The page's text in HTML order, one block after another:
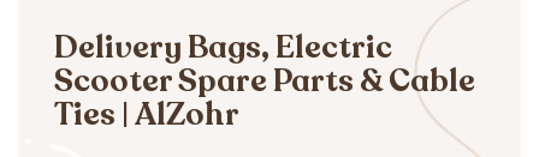
Delivery Bags, Electric
Scooter Spare Parts & Cable
Ties | AlZohr